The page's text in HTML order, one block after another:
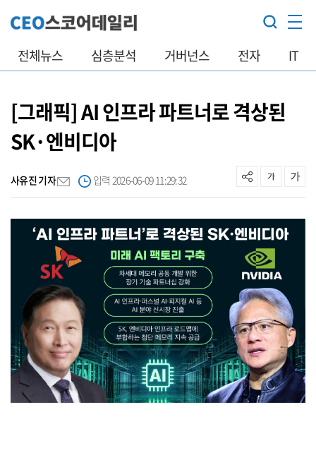
전체뉴스 심층분석 거버넌스 전자 IT
[그래픽] AI 인프라 파트너로 격상된
SK·엔비디아
사유진 기자 입력 2026-06-09 11:29:32